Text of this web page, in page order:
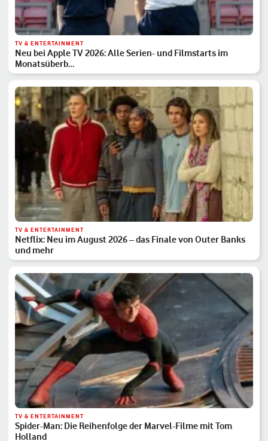
TV & ENTERTAINMENT
Neu bei Apple TV 2026: Alle Serien- und Filmstarts im
Monatsüberb…
TV & ENTERTAINMENT
Netflix: Neu im August 2026 – das Finale von Outer Banks
und mehr
TV & ENTERTAINMENT
Spider-Man: Die Reihenfolge der Marvel-Filme mit Tom
Holland